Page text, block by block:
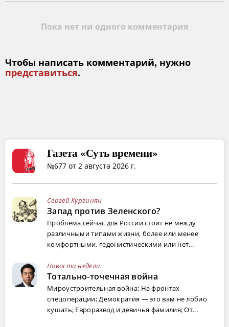
Пока нет ни одного комментария
Чтобы написать комментарий, нужно
представиться.
Газета «Суть времени»
№677 от 2 августа 2026 г.
Сергей Кургинян
Запад против Зеленского?
Проблема сейчас для России стоит не между
различными типами жизни, более или менее
комфортными, гедонистическими или нет...
Новости недели
Тотально-точечная война
Мироустроительная война: На фронтах
спецоперации; Демократия — это вам не лобио
кушать; Евроразвод и девичья фамилия; От...